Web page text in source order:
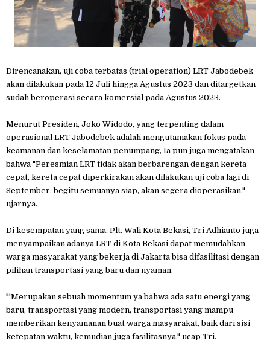
Direncanakan, uji coba terbatas (trial operation) LRT Jabodebek
akan dilakukan pada 12 Juli hingga Agustus 2023 dan ditargetkan
sudah beroperasi secara komersial pada Agustus 2023.
Menurut Presiden, Joko Widodo, yang terpenting dalam
operasional LRT Jabodebek adalah mengutamakan fokus pada
keamanan dan keselamatan penumpang, Ia pun juga mengatakan
bahwa "Peresmian LRT tidak akan berbarengan dengan kereta
cepat, kereta cepat diperkirakan akan dilakukan uji coba lagi di
September, begitu semuanya siap, akan segera dioperasikan,"
ujarnya.
Di kesempatan yang sama, Plt. Wali Kota Bekasi, Tri Adhianto juga
menyampaikan adanya LRT di Kota Bekasi dapat memudahkan
warga masyarakat yang bekerja di Jakarta bisa difasilitasi dengan
pilihan transportasi yang baru dan nyaman.
"'Merupakan sebuah momentum ya bahwa ada satu energi yang
baru, transportasi yang modern, transportasi yang mampu
memberikan kenyamanan buat warga masyarakat, baik dari sisi
ketepatan waktu, kemudian juga fasilitasnya," ucap Tri.